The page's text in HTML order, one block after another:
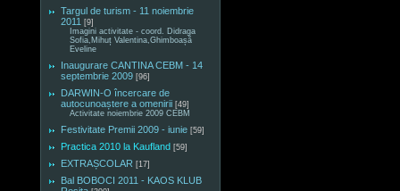
Targul de turism - 11 noiembrie
2011 [9]
Imagini activitate - coord. Didraga
Sofia,Mihuț Valentina,Ghimboașă
Eveline
Inaugurare CANTINA CEBM - 14
septembrie 2009 [96]
DARWIN-O încercare de
autocunoaștere a omenirii [49]
Activitate noiembrie 2009 CEBM
Festivitate Premii 2009 - iunie [59]
Practica 2010 la Kaufland [59]
EXTRAȘCOLAR [17]
Bal BOBOCI 2011 - KAOS KLUB